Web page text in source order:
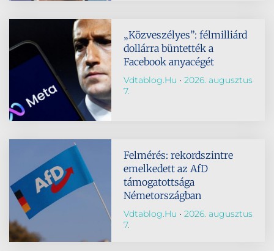
„Közveszélyes”: félmilliárd
dollárra büntették a
Facebook anyacégét
Vdtablog.hu
2026. augusztus
7.
Felmérés: rekordszintre
emelkedett az AfD
támogatottsága
Németországban
Vdtablog.hu
2026. augusztus
7.